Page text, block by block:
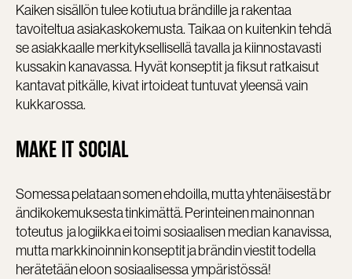
Kaiken sisällön tulee kotiutua brändille ja rakentaa
tavoiteltua asiakaskokemusta. Taikaa on kuitenkin tehdä
se asiakkaalle merkityksellisellä tavalla ja kiinnostavasti
kussakin kanavassa. Hyvät konseptit ja fiksut ratkaisut
kantavat pitkälle, kivat irtoideat tuntuvat yleensä vain
kukkarossa.
MAKE ITSOCIAL
Somessa pelataan somen ehdoilla, mutta yhtenäisestä br
ändikokemuksesta tinkimättä. Perinteinen mainonnan
toteutus ja logiikka ei toimi sosiaalisen median kanavissa,
mutta markkinoinnin konseptit ja brändin viestit todella
herätetään eloon sosiaalisessa ympäristössä!